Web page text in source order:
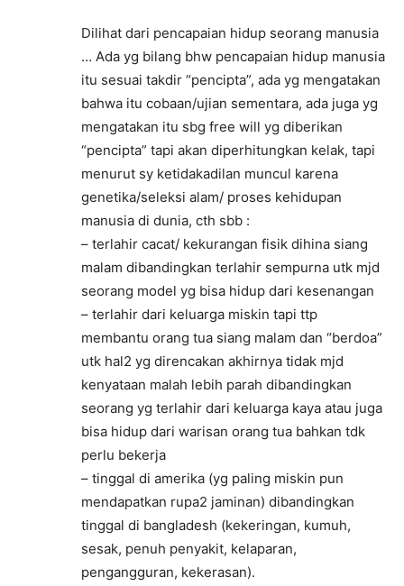
Dilihat dari pencapaian hidup seorang manusia
… Ada yg bilang bhw pencapaian hidup manusia
itu sesuai takdir “pencipta”, ada yg mengatakan
bahwa itu cobaan/ujian sementara, ada juga yg
mengatakan itu sbg free will yg diberikan
“pencipta” tapi akan diperhitungkan kelak, tapi
menurut sy ketidakadilan muncul karena
genetika/seleksi alam/ proses kehidupan
manusia di dunia, cth sbb :
– terlahir cacat/ kekurangan fisik dihina siang
malam dibandingkan terlahir sempurna utk mjd
seorang model yg bisa hidup dari kesenangan
– terlahir dari keluarga miskin tapi ttp
membantu orang tua siang malam dan “berdoa”
utk hal2 yg direncakan akhirnya tidak mjd
kenyataan malah lebih parah dibandingkan
seorang yg terlahir dari keluarga kaya atau juga
bisa hidup dari warisan orang tua bahkan tdk
perlu bekerja
– tinggal di amerika (yg paling miskin pun
mendapatkan rupa2 jaminan) dibandingkan
tinggal di bangladesh (kekeringan, kumuh,
sesak, penuh penyakit, kelaparan,
pengangguran, kekerasan).